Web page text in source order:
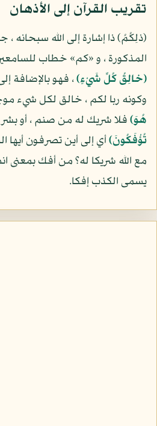
تقريب القرآن إلى الأذهان
(ذلِكُمُ) ذا إشارة إلى الله سبحانه ،
المذكورة ، و «كم» خطاب
(خالِقُ كُلِّ شَيْءٍ)، فهو بالإضافة
وكونه ربا لكم ، خالق لكل شيء
هُوَ)فلا شريك له من صنم ، أو بشر
تُؤْفَكُونَ)أي إلى أين تصرفون
مع الله شريكا له؟ من أفك بمعنى
يسمى الكذب إفكا.